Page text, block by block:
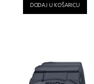
DODAJ U KOŠARICU